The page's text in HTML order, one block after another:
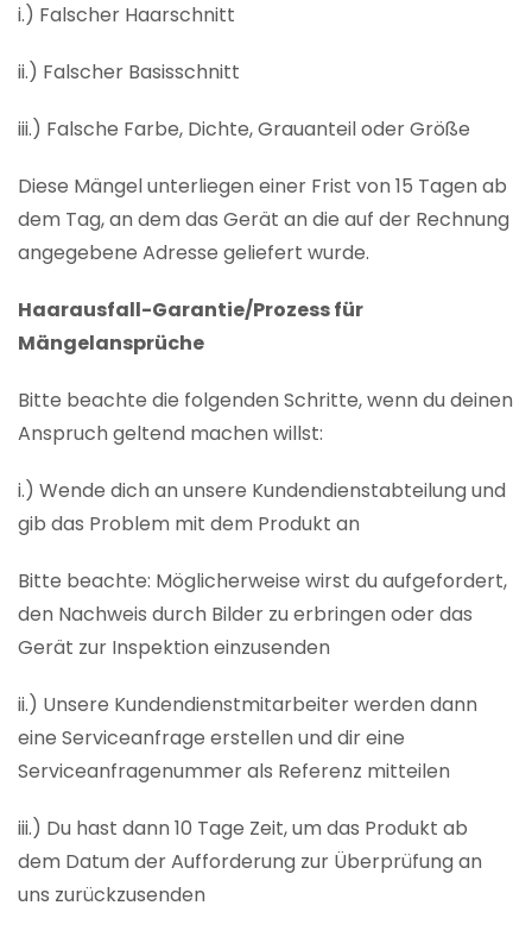
i.) Falscher Haarschnitt
ii.) Falscher Basisschnitt
iii.) Falsche Farbe, Dichte, Grauanteil oder Größe
Diese Mängel unterliegen einer Frist von 15 Tagen ab
dem Tag, an dem das Gerät an die auf der Rechnung
angegebene Adresse geliefert wurde.
Haarausfall-Garantie/Prozess für
Mängelansprüche
Bitte beachte die folgenden Schritte, wenn du deinen
Anspruch geltend machen willst:
i.) Wende dich an unsere Kundendienstabteilung und
gib das Problem mit dem Produkt an
Bitte beachte: Möglicherweise wirst du aufgefordert,
den Nachweis durch Bilder zu erbringen oder das
Gerät zur Inspektion einzusenden
ii.) Unsere Kundendienstmitarbeiter werden dann
eine Serviceanfrage erstellen und dir eine
Serviceanfragenummer als Referenz mitteilen
iii.) Du hast dann 10 Tage Zeit, um das Produkt ab
dem Datum der Aufforderung zur Überprüfung an
uns zurückzusenden